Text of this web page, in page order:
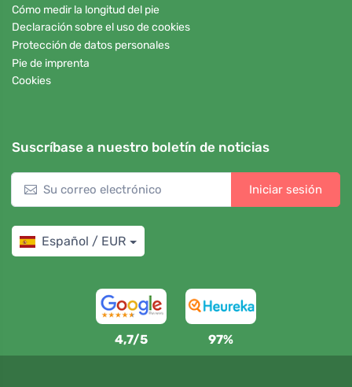
Cómo medir la longitud del pie
Declaración sobre el uso de cookies
Protección de datos personales
Pie de imprenta
Cookies
Suscríbase a nuestro boletín de noticias
Iniciar sesión
Español / EUR
4,7/5 97%